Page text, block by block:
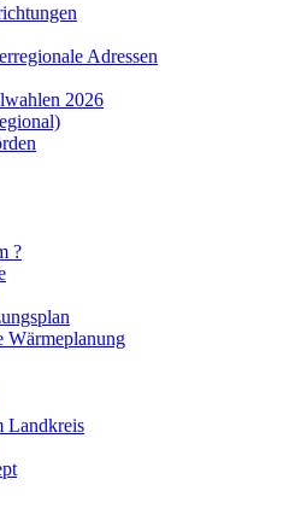
Adressen
2026
?
Wärmeplanung
Landkreis